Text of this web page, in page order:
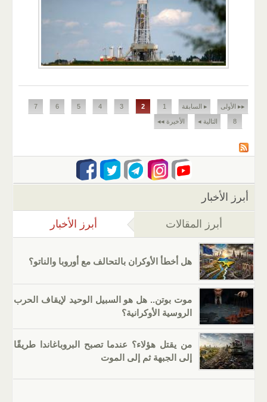
الصفحات
▸▸ الأولى ▸ السابقة 1
2
3
4
5
6
7
8 التالية ◂ الأخيرة ◂◂
أبرز الأخبار
أبرز المقالات أبرز الأخبار
هل أخطأ الأوكران بالتحالف مع أوروبا والناتو؟
موت بوتن.. هل هو السبيل الوحيد لإيقاف الحرب
الروسية الأوكرانية؟
من يقتل هؤلاء؟ عندما تصبح البروباغاندا طريقًا
إلى الجبهة ثم إلى الموت